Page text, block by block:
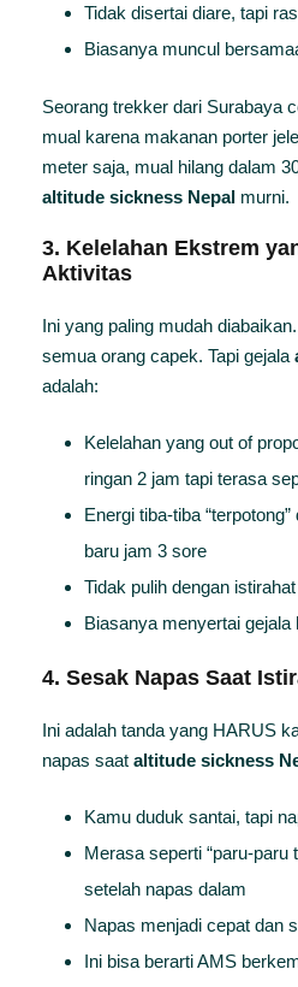
Tidak disertai diare, tapi
Biasanya muncul
Seorang trekker dari Surabaya
mual karena makanan porter
meter saja, mual hilang dalam
altitude sickness Nepal murni.
3. Kelelahan Ekstrem
Aktivitas
Ini yang paling mudah
semua orang capek. Tapi gejala
adalah:
Kelelahan yang out of
ringan 2 jam tapi terasa
Energi tiba-tiba
baru jam 3 sore
Tidak pulih dengan
Biasanya menyertai
4. Sesak Napas Saat
Ini adalah tanda yang HARUS
napas saat altitude sickness
Kamu duduk santai, tapi
Merasa seperti “paru-paru
setelah napas dalam
Napas menjadi cepat dan
Ini bisa berarti AMS